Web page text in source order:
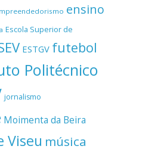
ensino
Escola Superior de
ESTGV futebol
Politécnico
jornalismo
Moimenta da Beira
Viseu música